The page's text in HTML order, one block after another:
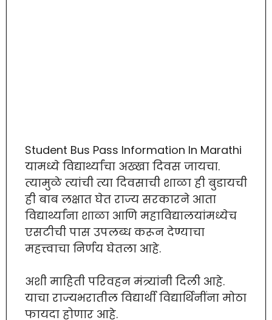
Student Bus Pass Information In Marathi
यामध्ये विद्यार्थ्यांचा अख्खा दिवस जायचा.
त्यामुळे त्यांची त्या दिवसाची शाळा ही बुडायची
ही बाब लक्षात घेत राज्य सरकारने आता
विद्यार्थ्यांना शाळा आणि महाविद्यालयांमध्येच
एसटीची पास उपलब्ध करून देण्याचा
महत्त्वाचा निर्णय घेतला आहे.
अशी माहिती परिवहन मंत्र्यांनी दिली आहे.
याचा राज्यभरातील विद्यार्थी विद्यार्थिनींना मोठा
फायदा होणार आहे.